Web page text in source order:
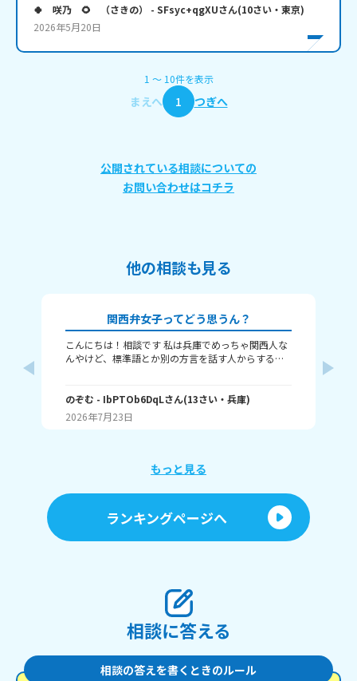
🍀 咲乃 🌻 （さきの） - SFsyc+qgXUさん(10さい・ 東京)
2026年5月20日
1 〜 10件を表示
まえへ 1 つぎへ
公開されている相談についての
お問い合わせはコチラ
他の相談も見る
関西弁女子ってどう思うん？
こんにちは！相談です 私は兵庫でめっちゃ関西人な
んやけど、標準語とか別の方言を話す人からする
ちがって、日々ボケとツッコミとかなさそうやし、
変なイメージ持たれんのかなぁって！ 別に普通の時
は結構自然に？まあゆるめにみんな使っとぉけど、
ん？ とか、普通の会話で話す時も、気が強そうみた
聞きたいです！
のぞむ - IbPTOb6DqLさん(13さい・ 兵庫)
2026年7月23日
もっと見る
ランキングページへ
相談に答える
相談の答えを書くときのルール